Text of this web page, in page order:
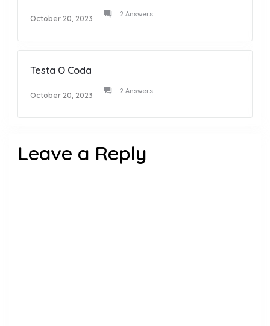
October 20, 2023 2 Answers
Testa O Coda
October 20, 2023 2 Answers
Leave a Reply